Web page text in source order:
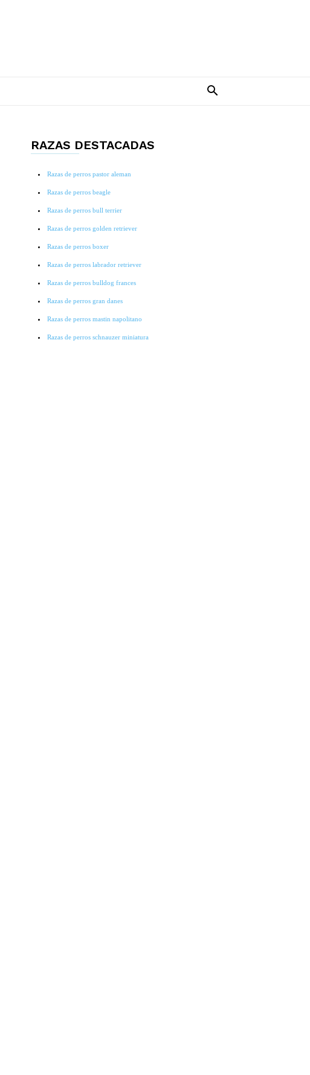
RAZAS DESTACADAS
Razas de perros pastor aleman
Razas de perros beagle
Razas de perros bull terrier
Razas de perros golden retriever
Razas de perros boxer
Razas de perros labrador retriever
Razas de perros bulldog frances
Razas de perros gran danes
Razas de perros mastin napolitano
Razas de perros schnauzer miniatura